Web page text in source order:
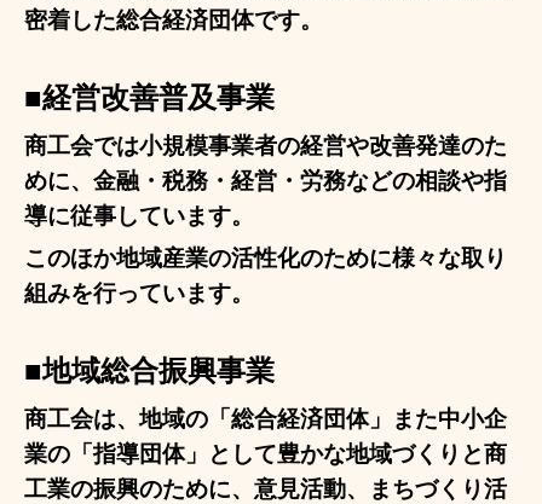
密着した総合経済団体です。
■経営改善普及事業
商工会では小規模事業者の経営や改善発達のた
めに、金融・税務・経営・労務などの相談や指
導に従事しています。
このほか地域産業の活性化のために様々な取り
組みを行っています。
■地域総合振興事業
商工会は、地域の「総合経済団体」また中小企
業の「指導団体」として豊かな地域づくりと商
工業の振興のために、意見活動、まちづくり活